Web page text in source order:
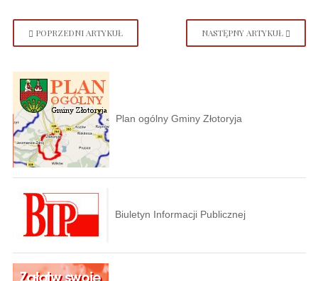
POPRZEDNI ARTYKUŁ NASTĘPNY ARTYKUŁ
Plan ogólny Gminy Złotoryja
Biuletyn Informacji Publicznej